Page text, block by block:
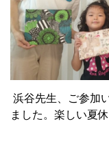
浜谷先生、ご参加
ました。楽しい夏